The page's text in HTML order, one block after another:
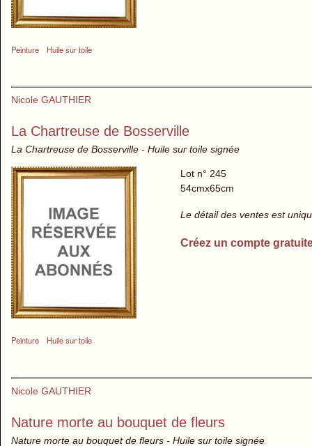
Peinture Huile sur toile
Nicole GAUTHIER
La Chartreuse de Bosserville
La Chartreuse de Bosserville - Huile sur toile signée
Peinture Huile sur toile
Lot n° 245
54cmx65cm
Le détail des ventes est
Créez un compte
Nicole GAUTHIER
Nature morte au bouquet de fleurs
Nature morte au bouquet de fleurs - Huile sur toile signée